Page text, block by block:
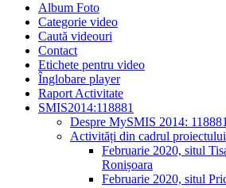
Album Foto
Categorie video
Caută videouri
Contact
Etichete pentru video
Înglobare player
Raport Activitate
SMIS2014:118881
Despre MySMIS 2014: 118881
Activități din cadrul
Februarie 2020, situl
Ronișoara
Februarie 2020, situl